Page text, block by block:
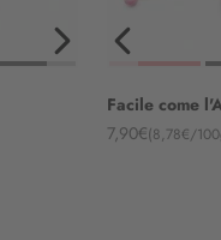
Facile come
Angebot
7,90€(8,78€/